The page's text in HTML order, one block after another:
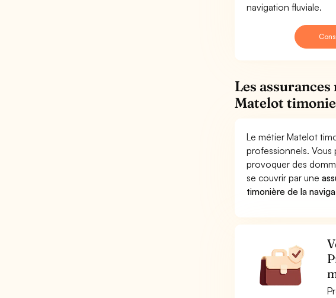
navigation fluviale.
Les
Matelot
Le métier Matelot
professionnels.
provoquer des
se couvrir par une
timonière de la